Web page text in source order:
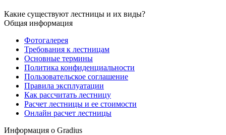
Какие существуют лестницы и их виды?
Общая информация
Фотогалерея
Требования к лестницам
Основные термины
Политика конфиденциальности
Пользовательское соглашение
Правила эксплуатации
Как рассчитать лестницу
Расчет лестницы и ее стоимости
Онлайн расчет лестницы
Информация о Gradius